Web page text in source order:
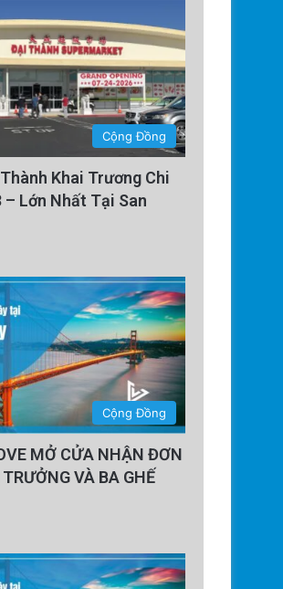
Cộng Đồng
Khai Trương Chi
– Lớn Nhất Tại San
Cộng Đồng
MỞ CỬA NHẬN ĐƠN
VÀ BA GHẾ